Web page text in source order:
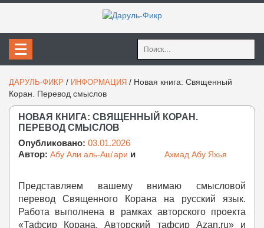
Найти:
ДАРУЛЬ-ФИКР / ИНФОРМАЦИЯ / Новая книга: Священный
Коран. Перевод смыслов
НОВАЯ КНИГА: СВЯЩЕННЫЙ КОРАН.
ПЕРЕВОД СМЫСЛОВ
Опубликовано: 03.01.2026
Автор: Абу Али аль-Аш'ари и Ахмад Абу Яхья
Представляем вашему внимаю смысловой
перевод Священного Корана на русский язык.
Работа выполнена в рамках авторского проекта
«Тафсир Корана. Авторский тафсир Azan.ru» и